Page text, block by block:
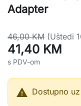
Adapter
46,00 KM (Uštedi
41,40 KM
s PDV-om
 Dostupno